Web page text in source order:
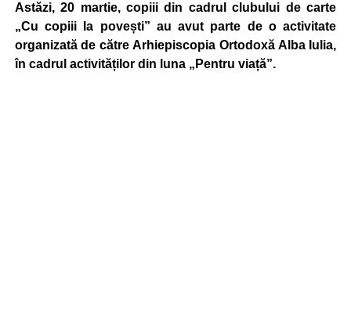
Astăzi, 20 martie, copiii din cadrul clubului de carte
„Cu copiii la povești” au avut parte de o activitate
organizată de către Arhiepiscopia Ortodoxă Alba Iulia,
în cadrul activităților din luna „Pentru viață”.